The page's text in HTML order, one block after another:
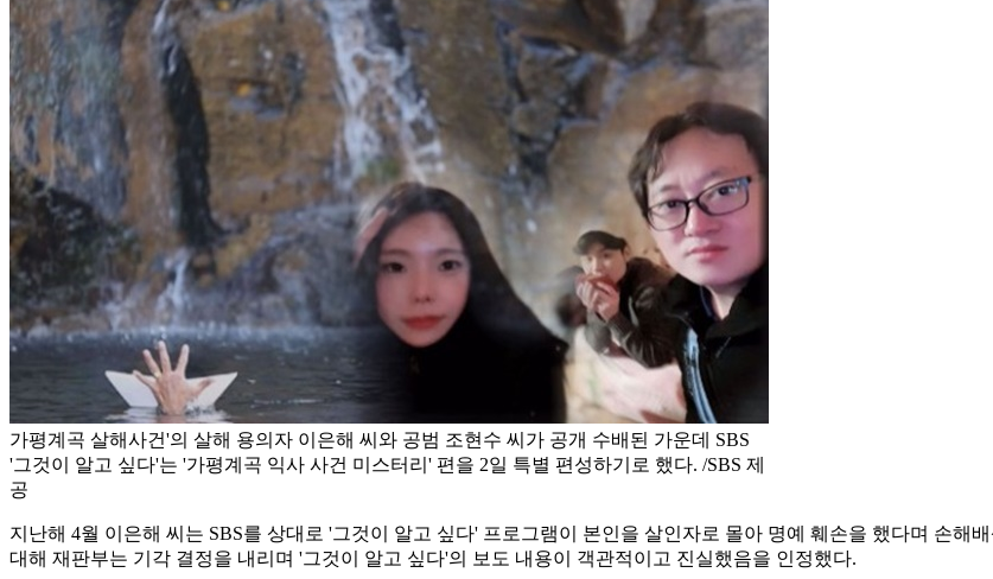
가평계곡 살해사건'의 살해 용의자 이은해 씨와 공범 조현수 씨가 공개 수배된 가운데 SBS
'그것이 알고 싶다'는 '가평계곡 익사 사건 미스터리' 편을 2일 특별 편성하기로 했다. /SBS 제
공
지난해 4월 이은해 씨는 SBS를 상대로 '그것이 알고 싶다' 프로그램이 본인을 살인자로 몰아 명예 훼손을 했다며 손해
대해 재판부는 기각 결정을 내리며 '그것이 알고 싶다'의 보도 내용이 객관적이고 진실했음을 인정했다.